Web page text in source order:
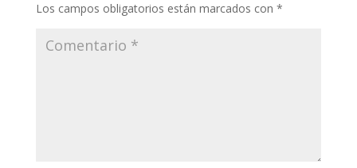
Los campos obligatorios están marcados con *